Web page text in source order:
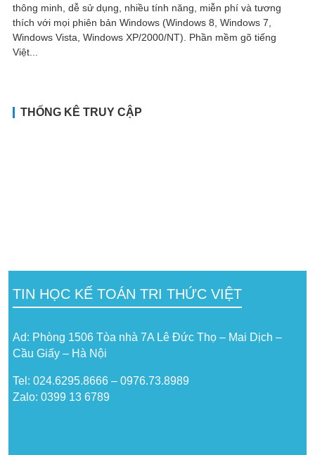
thông minh, dễ sử dụng, nhiều tính năng, miễn phí và tương
thích với mọi phiên bản Windows (Windows 8, Windows 7,
Windows Vista, Windows XP/2000/NT). Phần mềm gõ tiếng
Việt...
THỐNG KÊ TRUY CẬP
TIN HỌC KẾ TOÁN TRI THỨC VIỆT
Ad: Phòng 1506 Tòa nhà 7A Lê Đức Thọ – Mai Dịch –
Cầu Giấy – Hà Nội
Tel: 024.6295.8666 – 0976.73.8989
Zalo: 0399 13 6789